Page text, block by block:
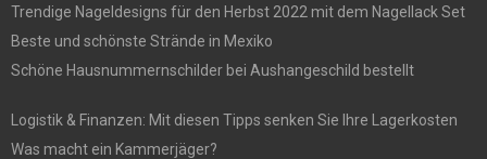
Trendige Nageldesigns für den Herbst 2022 mit dem Nagellack Set
Beste und schönste Strände in Mexiko
Schöne Hausnummernschilder bei Aushangeschild bestellt
Logistik & Finanzen: Mit diesen Tipps senken Sie Ihre Lagerkosten
Was macht ein Kammerjäger?